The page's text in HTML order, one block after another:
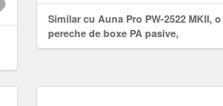
Similar cu Auna Pro PW-2522 MKII, o
pereche de boxe PA pasive,
subwoofer de 15", 750 W RMS